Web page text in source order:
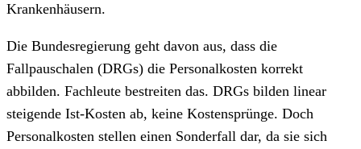
Krankenhäusern.
Die Bundesregierung geht davon aus, dass die
Fallpauschalen (DRGs) die Personalkosten korrekt
abbilden. Fachleute bestreiten das. DRGs bilden linear
steigende Ist-Kosten ab, keine Kostensprünge. Doch
Personalkosten stellen einen Sonderfall dar, da sie sich